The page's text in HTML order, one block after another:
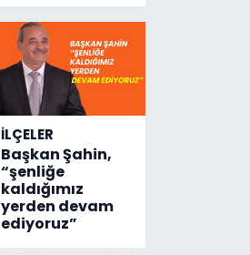
Emniyete
4,5 milyon
liralık
destek
çıktı
İLÇELER
Başkan Şahin,
“şenliğe
kaldığımız
yerden devam
ediyoruz”